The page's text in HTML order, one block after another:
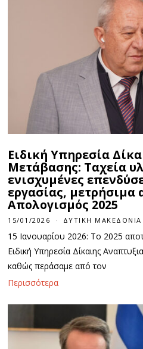
Ειδική Υπηρεσία
Μετάβασης: Ταχεία
ενισχυμένες
εργασίας, μετρήσιμα
Απολογισμός 2025
15/01/2026 ΔΥΤΙΚΉ ΜΑΚΕΔΟΝΊΑ
15 Ιανουαρίου 2026: Το 2025
Ειδική Υπηρεσία Δίκαιης
καθώς περάσαμε από τον
Περισσότερα